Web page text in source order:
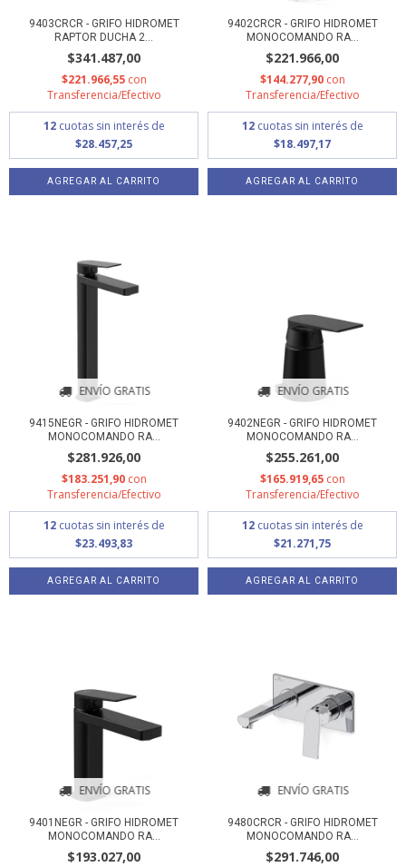
9403CRCR - GRIFO HIDROMET
RAPTOR DUCHA 2...
$341.487,00
$221.966,55 con
Transferencia/Efectivo
12 cuotas sin interés de
$28.457,25
9402CRCR - GRIFO HIDROMET
MONOCOMANDO RA...
$221.966,00
$144.277,90 con
Transferencia/Efectivo
12 cuotas sin interés de
$18.497,17
ENVÍO GRATIS
9415NEGR - GRIFO HIDROMET
MONOCOMANDO RA...
$281.926,00
$183.251,90 con
Transferencia/Efectivo
12 cuotas sin interés de
$23.493,83
ENVÍO GRATIS
9402NEGR - GRIFO HIDROMET
MONOCOMANDO RA...
$255.261,00
$165.919,65 con
Transferencia/Efectivo
12 cuotas sin interés de
$21.271,75
ENVÍO GRATIS
9401NEGR - GRIFO HIDROMET
MONOCOMANDO RA...
$193.027,00
ENVÍO GRATIS
9480CRCR - GRIFO HIDROMET
MONOCOMANDO RA...
$291.746,00